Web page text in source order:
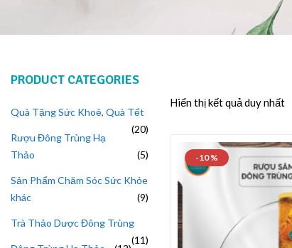
PRODUCT CATEGORIES
Quà Tặng Sức Khoẻ, Quà Tết
20
Rượu Đông Trùng Hạ
Thảo
5
Sản Phẩm Chăm Sóc Sức Khỏe
khác
9
Trà Thảo Dược Đông Trùng
11
Hiển thị kết quả duy nhất
-10 %